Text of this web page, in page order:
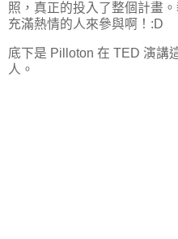
照，真正的投入了整個計畫
充滿熱情的人來參與啊！:D
底下是 Pilloton 在 TED 演講
人。